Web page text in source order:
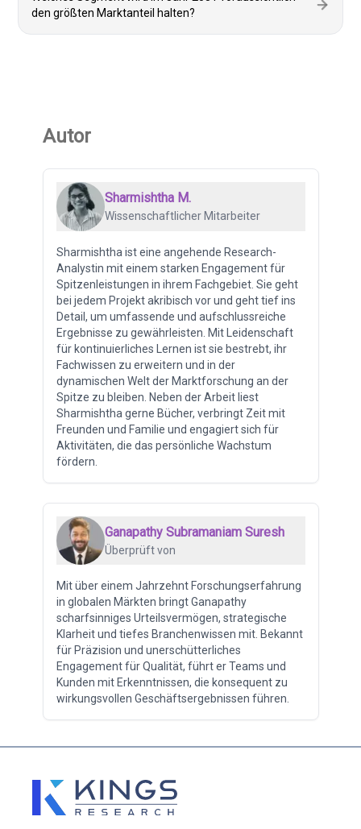
den größten Marktanteil halten?
Autor
Sharmishtha M.
Wissenschaftlicher Mitarbeiter
Sharmishtha ist eine angehende Research-
Analystin mit einem starken Engagement für
Spitzenleistungen in ihrem Fachgebiet. Sie geht
bei jedem Projekt akribisch vor und geht tief ins
Detail, um umfassende und aufschlussreiche
Ergebnisse zu gewährleisten. Mit Leidenschaft
für kontinuierliches Lernen ist sie bestrebt, ihr
Fachwissen zu erweitern und in der
dynamischen Welt der Marktforschung an der
Spitze zu bleiben. Neben der Arbeit liest
Sharmishtha gerne Bücher, verbringt Zeit mit
Freunden und Familie und engagiert sich für
Aktivitäten, die das persönliche Wachstum
fördern.
Ganapathy Subramaniam Suresh
Überprüft von
Mit über einem Jahrzehnt Forschungserfahrung
in globalen Märkten bringt Ganapathy
scharfsinniges Urteilsvermögen, strategische
Klarheit und tiefes Branchenwissen mit. Bekannt
für Präzision und unerschütterliches
Engagement für Qualität, führt er Teams und
Kunden mit Erkenntnissen, die konsequent zu
wirkungsvollen Geschäftsergebnissen führen.